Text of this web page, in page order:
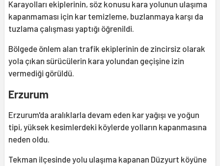
Karayolları ekiplerinin, söz konusu kara yolunun ulaşıma
kapanmaması için kar temizleme, buzlanmaya karşı da
tuzlama çalışması yaptığı öğrenildi.
Bölgede önlem alan trafik ekiplerinin de zincirsiz olarak
yola çıkan sürücülerin kara yolundan geçişine izin
vermediği görüldü.
Erzurum
Erzurum'da aralıklarla devam eden kar yağışı ve yoğun
tipi, yüksek kesimlerdeki köylerde yolların kapanmasına
neden oldu.
Tekman ilçesinde yolu ulaşıma kapanan Düzyurt köyüne